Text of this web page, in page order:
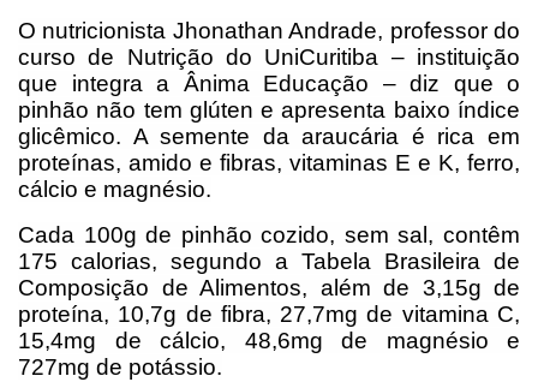
O nutricionista Jhonathan Andrade, professor do
curso de Nutrição do UniCuritiba – instituição
que integra a Ânima Educação – diz que o
pinhão não tem glúten e apresenta baixo índice
glicêmico. A semente da araucária é rica em
proteínas, amido e fibras, vitaminas E e K, ferro,
cálcio e magnésio.
Cada 100g de pinhão cozido, sem sal, contêm
175 calorias, segundo a Tabela Brasileira de
Composição de Alimentos, além de 3,15g de
proteína, 10,7g de fibra, 27,7mg de vitamina C,
15,4mg de cálcio, 48,6mg de magnésio e
727mg de potássio.